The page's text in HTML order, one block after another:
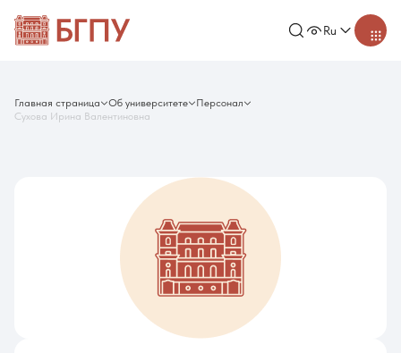
Ru
Главная страница Об университете
Персонал
Сухова Ирина Валентиновна